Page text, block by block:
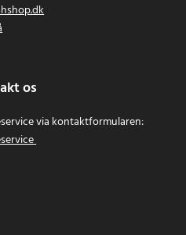
os
via kontaktformularen: